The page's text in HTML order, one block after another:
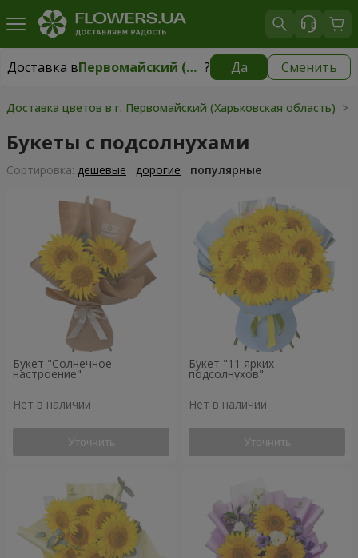
Доставка в Первомайский (Харьковская область) ? Да Сменить
Доставка в Первомайский (Харьковская область)|1247 грн
Доставка цветов в г. Первомайский (Харьковская область) >
Букеты с подсолнухами
Cортировка: дешевые дорогие популярные
Букет "Солнечное
настроение"
Нет в наличии
Уточнить
Букет "11 ярких
подсолнухов"
Нет в наличии
Уточнить